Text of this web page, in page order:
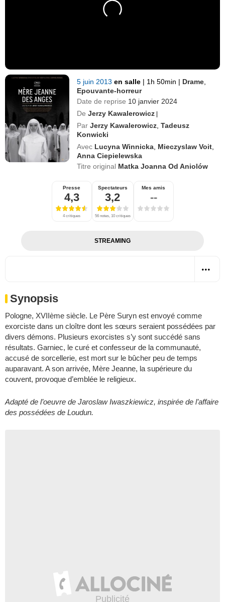
5 juin 2013en salle | 1h 50min | Drame
Epouvante-horreur
Date de reprise 10 janvier 2024
De Jerzy Kawalerowicz |
Par Jerzy Kawalerowicz ,Tadeusz
Konwicki
Avec Lucyna Winnicka Mieczyslaw Voit
Anna Ciepielewska
Titre original Matka Joanna Od Aniolów
Presse
4,3
4 critiques
Spectateurs
3,2
56 notes, 10 critiques
Mes amis
--
STREAMING
Synopsis
Pologne, XVIIème siècle. Le Père Suryn est envoyé comme
exorciste dans un cloître dont les sœurs seraient possédées par
divers démons. Plusieurs exorcistes s’y sont succédé sans
résultats. Garniec, le curé et confesseur de la communauté,
accusé de sorcellerie, est mort sur le bûcher peu de temps
auparavant. A son arrivée, Mère Jeanne, la supérieure du
couvent, provoque d’emblée le religieux.
Adapté de l’oeuvre de Jaroslaw Iwaszkiewicz, inspirée de l’affaire
des possédées de Loudun.